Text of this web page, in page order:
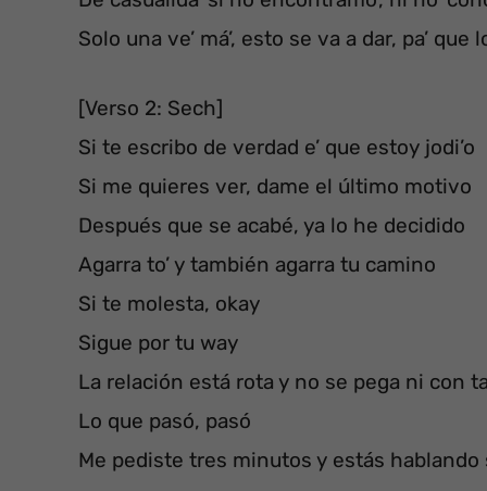
Solo una ve’ má’, esto se va a dar, pa’ que
[Verso 2: Sech]
Si te escribo de verdad e’ que estoy jodi’o
Si me quieres ver, dame el último motivo
Después que se acabé, ya lo he decidido
Agarra to’ y también agarra tu camino
Si te molesta, okay
Sigue por tu way
La relación está rota y no se pega ni con
Lo que pasó, pasó
Me pediste tres minutos y estás hablando